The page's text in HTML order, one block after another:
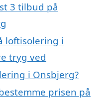
3 tilbud på
loftisolering i
tryg ved
i Onsbjerg?
prisen på